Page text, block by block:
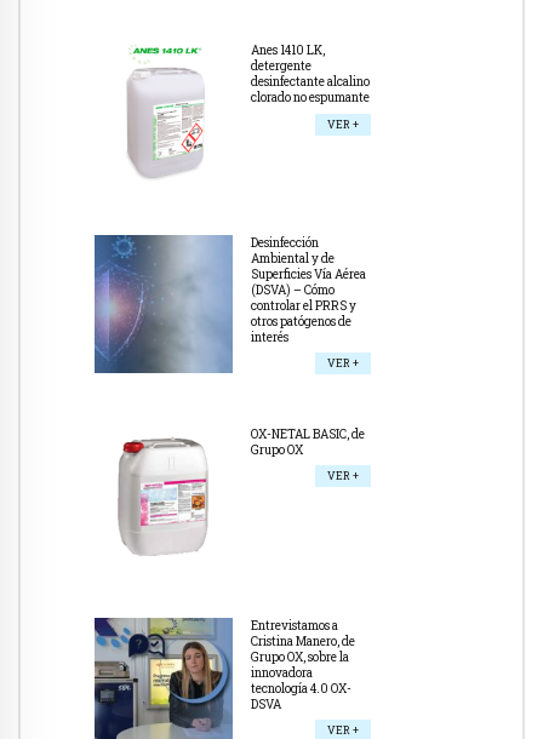
Anes 1410 LK,
detergente
desinfectante alcalino
clorado no espumante
VER +
Desinfección
Ambiental y de
Superficies Vía Aérea
(DSVA) – Cómo
controlar el PRRS y
otros patógenos de
interés
VER +
OX-NETAL BASIC, de
Grupo OX
VER +
Entrevistamos a
Cristina Manero, de
Grupo OX, sobre la
innovadora
tecnología 4.0 OX-
DSVA
VER +